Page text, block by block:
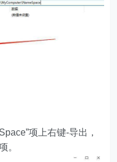
项上右键-导出，
。